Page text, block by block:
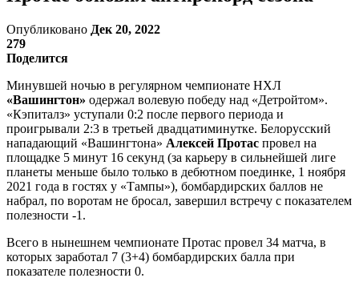
Опубликовано Дек 20, 2022
279
Поделится
Минувшей ночью в регулярном чемпионате НХЛ
«Вашингтон» одержал волевую победу над «Детройтом».
«Кэпиталз» уступали 0:2 после первого периода и
проигрывали 2:3 в третьей двадцатиминутке. Белорусский
нападающий «Вашингтона» Алексей Протас провел на
площадке 5 минут 16 секунд (за карьеру в сильнейшей лиге
планеты меньше было только в дебютном поединке, 1 ноября
2021 года в гостях у «Тампы»), бомбардирских баллов не
набрал, по воротам не бросал, завершил встречу с показателем
полезности -1.
Всего в нынешнем чемпионате Протас провел 34 матча, в
которых заработал 7 (3+4) бомбардирских балла при
показателе полезности 0.